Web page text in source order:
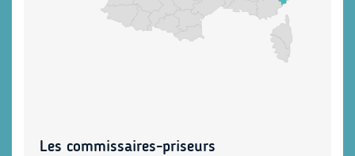
Les commissaires-priseurs